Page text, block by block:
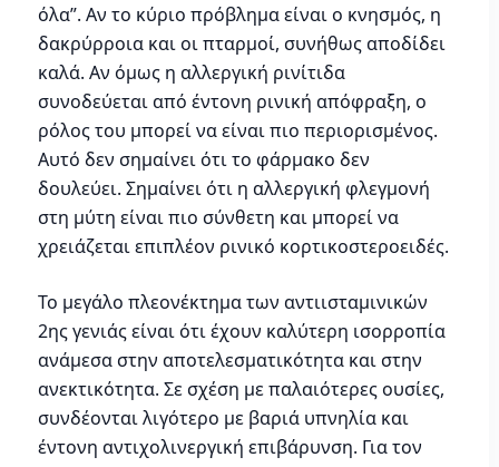
όλα”. Αν το κύριο πρόβλημα είναι ο κνησμός, η
δακρύρροια και οι πταρμοί, συνήθως αποδίδει
καλά. Αν όμως η αλλεργική ρινίτιδα
συνοδεύεται από έντονη ρινική απόφραξη, ο
ρόλος του μπορεί να είναι πιο περιορισμένος.
Αυτό δεν σημαίνει ότι το φάρμακο δεν
δουλεύει. Σημαίνει ότι η αλλεργική φλεγμονή
στη μύτη είναι πιο σύνθετη και μπορεί να
χρειάζεται επιπλέον ρινικό κορτικοστεροειδές.
Το μεγάλο πλεονέκτημα των αντιισταμινικών
2ης γενιάς είναι ότι έχουν καλύτερη ισορροπία
ανάμεσα στην αποτελεσματικότητα και στην
ανεκτικότητα. Σε σχέση με παλαιότερες ουσίες,
συνδέονται λιγότερο με βαριά υπνηλία και
έντονη αντιχολινεργική επιβάρυνση. Για τον